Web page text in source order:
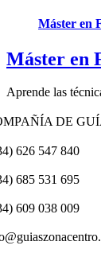
Máster en
Máster en
Aprende las
DE
626 547 840
685 531 695
609 038 009